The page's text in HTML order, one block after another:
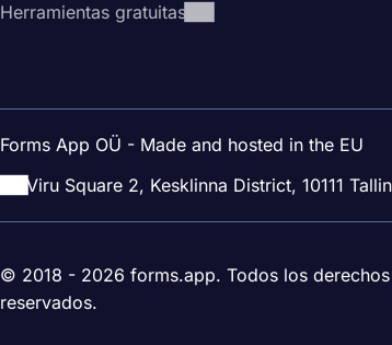
Herramientas gratuitas
Forms App OÜ - Made and hosted in the EU
Viru Square 2, Kesklinna District, 10111
© 2018 - 2026 forms.app. Todos los derechos
reservados.